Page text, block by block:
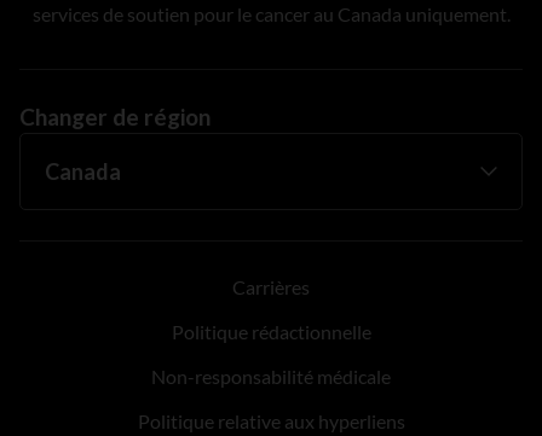
services de soutien pour le cancer au Canada uniquement.
Changer de région
Carrières
Politique rédactionnelle
Non-responsabilité médicale
Politique relative aux hyperliens